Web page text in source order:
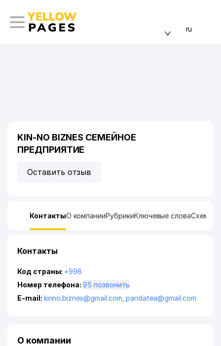
ru
KIN-NO BIZNES СЕМЕЙНОЕ
ПРЕДПРИЯТИЕ
Оставить отзыв
КонтактыО компанииРубрикиКлючевые словаСхема
Контакты
Код страны: +998
Номер телефона:
95 позвонить
E-mail: kinno.biznes@gmail.com ,pandatea@gmail.com
О компании